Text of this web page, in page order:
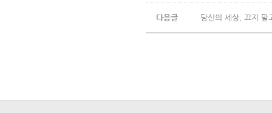
다음글 당신의 세상, 끄지 말